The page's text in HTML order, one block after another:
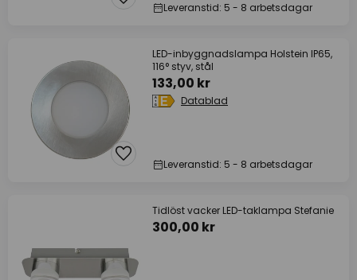
Leveranstid: 5 - 8 arbetsdagar
LED-inbyggnadslampa Holstein IP65,
116° styv, stål
133,00 kr
Datablad
Leveranstid: 5 - 8 arbetsdagar
Tidlöst vacker LED-taklampa Stefanie
300,00 kr